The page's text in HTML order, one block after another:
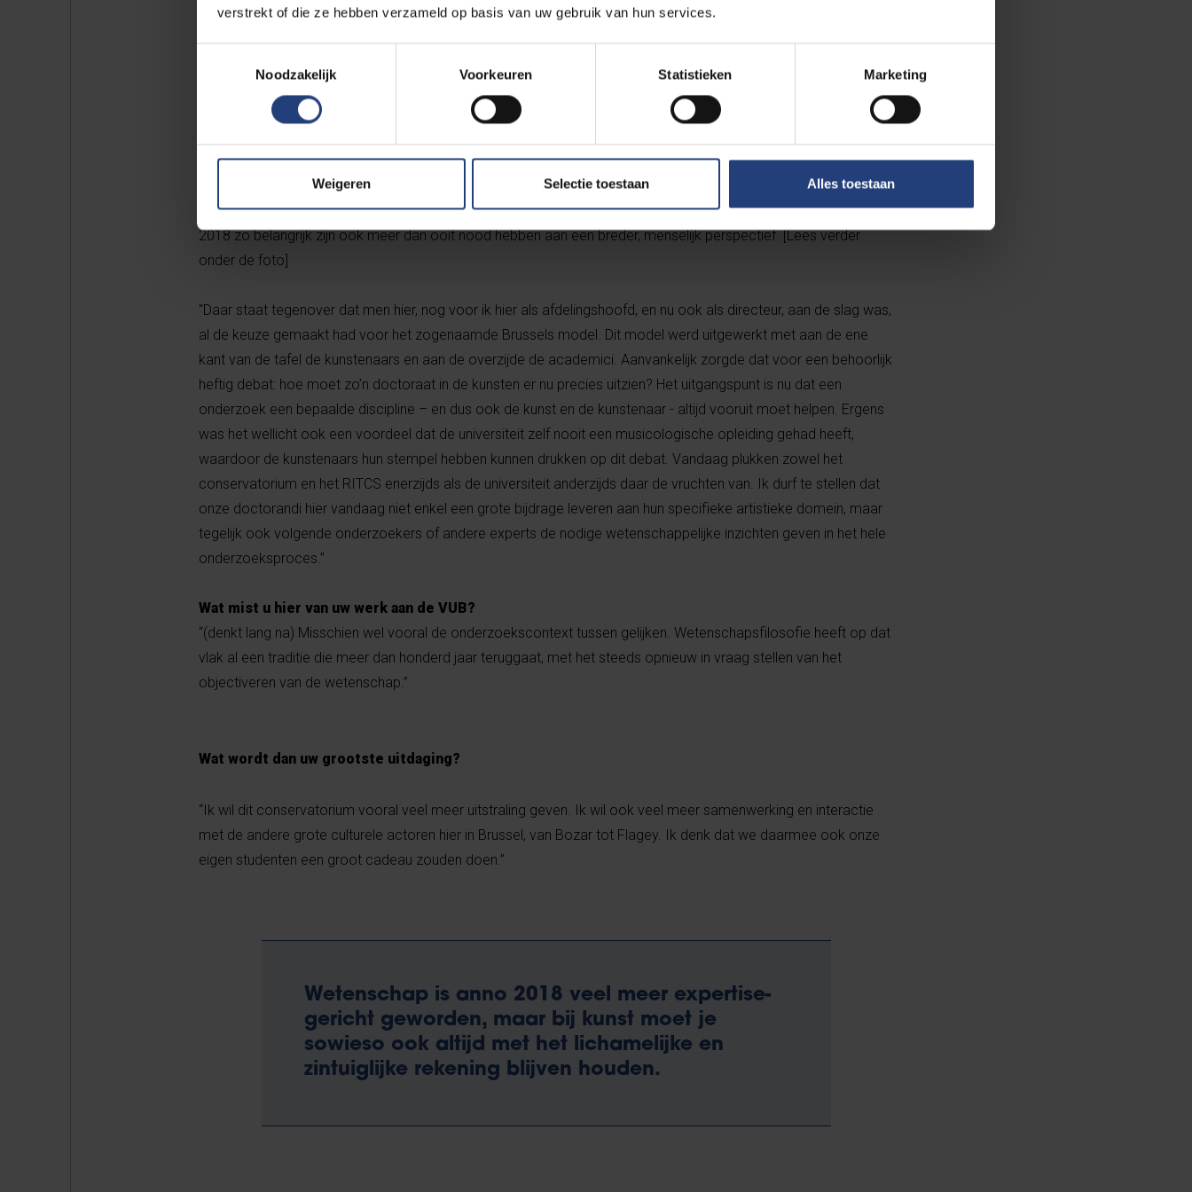
verstrekt of die ze hebben verzameld op basis van uw gebruik van hun services.
Noodzakelijk
Voorkeuren Statistieken Marketing
Weigeren Selectie toestaan Alles toestaan
op dat vlak echt wel nog zoekende. Met mijn dubbele achtergrond kan ik daar wel een interessante bijdrage
Puur maatschappelijk bekeken stelden we de voorbije jaren ook een continue verschuiving vast in de
richting van ‘harde’, factuele kennis, die sterk aan belang won ten nadele van de eerder zachte
“Als ik mijn studenten de vraag stel wat in hun ogen maatschappelijk nu het sterkst geapprecieerd wordt, een
diploma van ingenieur of dat van musicus, dan stel ik inderdaad eenzelfde trend vast. Maar tegelijk ben ik er
absoluut van overtuigd dat die kwantitieve, hard wetenschappelijk onderbouwde kennis en analyses die anno
2018 zo belangrijk zijn ook meer dan ooit nood hebben aan een breder, menselijk perspectief. [Lees verder
onder de foto]
"Daar staat tegenover dat men hier, nog voor ik hier als afdelingshoofd, en nu ook als directeur, aan de slag was,
al de keuze gemaakt had voor het zogenaamde Brussels model. Dit model werd uitgewerkt met aan de ene
kant van de tafel de kunstenaars en aan de overzijde de academici. Aanvankelijk zorgde dat voor een behoorlijk
heftig debat: hoe moet zo’n doctoraat in de kunsten er nu precies uitzien? Het uitgangspunt is nu dat een
onderzoek een bepaalde discipline – en dus ook de kunst en de kunstenaar - altijd vooruit moet helpen. Ergens
was het wellicht ook een voordeel dat de universiteit zelf nooit een musicologische opleiding gehad heeft,
waardoor de kunstenaars hun stempel hebben kunnen drukken op dit debat. Vandaag plukken zowel het
conservatorium en het RITCS enerzijds als de universiteit anderzijds daar de vruchten van. Ik durf te stellen dat
onze doctorandi hier vandaag niet enkel een grote bijdrage leveren aan hun specifieke artistieke domein, maar
tegelijk ook volgende onderzoekers of andere experts de nodige wetenschappelijke inzichten geven in het hele
onderzoeksproces.”
Wat mist u hier van uw werk aan de VUB?
“(denkt lang na) Misschien wel vooral de onderzoekscontext tussen gelijken. Wetenschapsfilosofie heeft op dat
vlak al een traditie die meer dan honderd jaar teruggaat, met het steeds opnieuw in vraag stellen van het
objectiveren van de wetenschap.”
Wat wordt dan uw grootste uitdaging?
“Ik wil dit conservatorium vooral veel meer uitstraling geven. Ik wil ook veel meer samenwerking en interactie
met de andere grote culturele actoren hier in Brussel, van Bozar tot Flagey. Ik denk dat we daarmee ook onze
eigen studenten een groot cadeau zouden doen.”
Wetenschap is anno 2018 veel meer expertise-
gericht geworden, maar bij kunst moet je
sowieso ook altijd met het lichamelijke en
zintuiglijke rekening blijven houden.